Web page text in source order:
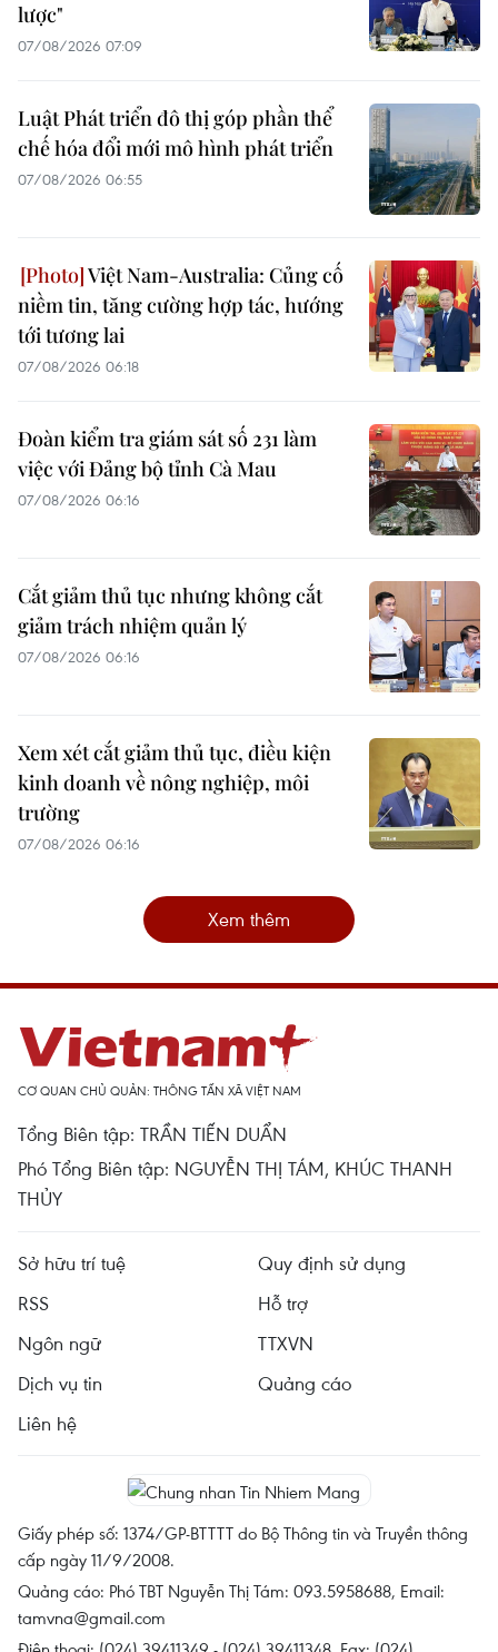
lược"
07/08/2026 07:09
Luật Phát triển đô thị góp phần thể
chế hóa đổi mới mô hình phát triển
07/08/2026 06:55
Việt Nam-Australia: Củng cố
niềm tin, tăng cường hợp tác, hướng
tới tương lai
07/08/2026 06:18
Đoàn kiểm tra giám sát số 231 làm
việc với Đảng bộ tỉnh Cà Mau
07/08/2026 06:16
Cắt giảm thủ tục nhưng không cắt
giảm trách nhiệm quản lý
07/08/2026 06:16
Xem xét cắt giảm thủ tục, điều kiện
kinh doanh về nông nghiệp, môi
trường
07/08/2026 06:16
Xem thêm
CƠ QUAN CHỦ QUẢN: THÔNG TẤN XÃ VIỆT NAM
Tổng Biên tập: TRẦN TIẾN DUẨN
Phó Tổng Biên tập: NGUYỄN THỊ TÁM, KHÚC THANH
THỦY
Sở hữu trí tuệ
Quy định sử dụng
RSS
Hỗ trợ
Ngôn ngữ
TTXVN
Dịch vụ tin
Quảng cáo
Liên hệ
Giấy phép số: 1374/GP-BTTTT do Bộ Thông tin và Truyền thông
cấp ngày 11/9/2008.
Quảng cáo: Phó TBT Nguyễn Thị Tám: 093.5958688, Email:
tamvna@gmail.com